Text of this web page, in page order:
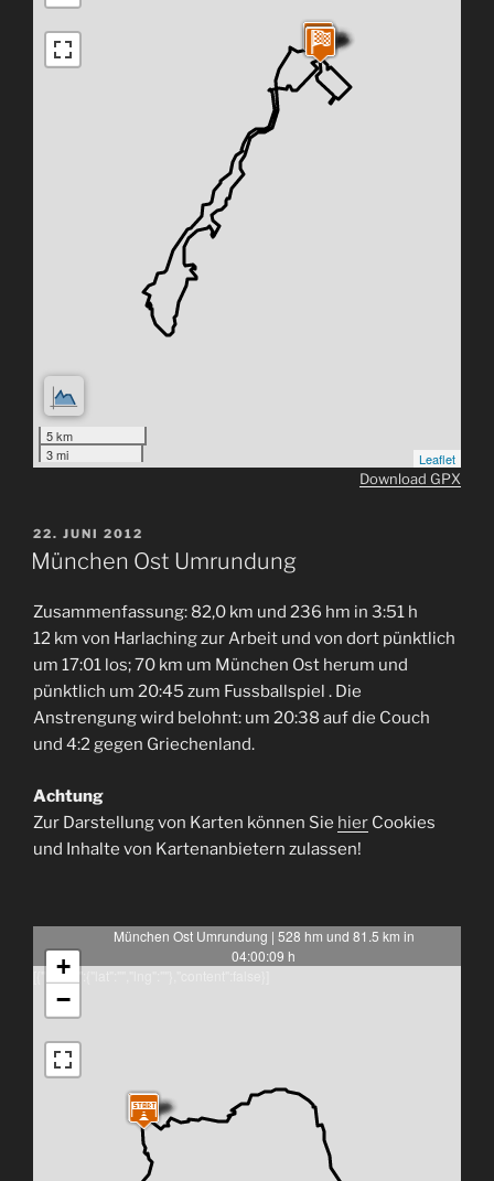
5 km
3 mi
Leaflet
Download GPX
VERÖFFENTLICHT
AM
22. JUNI 2012
München Ost Umrundung
Zusammenfassung: 82,0 km und 236 hm in 3:51 h
12 km von Harlaching zur Arbeit und von dort pünktlich
um 17:01 los; 70 km um München Ost herum und
pünktlich um 20:45 zum Fussballspiel . Die
Anstrengung wird belohnt: um 20:38 auf die Couch
und 4:2 gegen Griechenland.
Achtung
Zur Darstellung von Karten können Sie hier Cookies
und Inhalte von Kartenanbietern zulassen!
München Ost Umrundung | 528 hm und 81.5 km in
04:00:09 h
[{"latlng":{"lat":"","lng":""},"content":false}]
+
−